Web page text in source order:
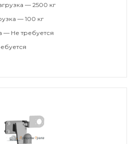
— 2500 кг
— 100 кг
— Не требуется